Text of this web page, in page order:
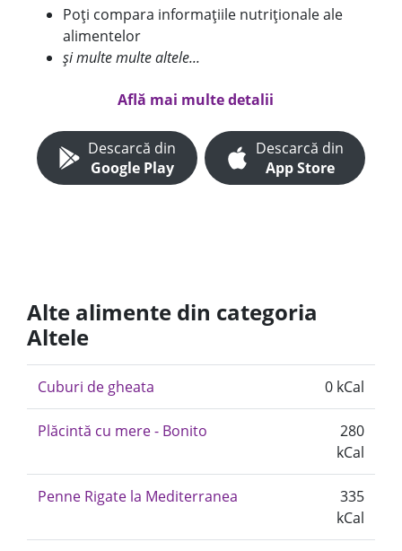
Poți compara informațiile nutriționale ale
alimentelor
și multe multe altele...
Află mai multe detalii
Descarcă din
Google Play
Descarcă din
App Store
Alte alimente din categoria
Altele
Cuburi de gheata 0 kCal
Plăcintă cu mere - Bonito
280
kCal
Penne Rigate la Mediterranea
335
kCal